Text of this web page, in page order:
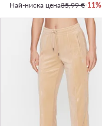
Най-ниска цена35,99 €-11%